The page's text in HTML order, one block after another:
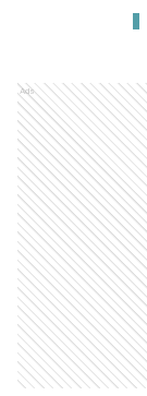
Ads